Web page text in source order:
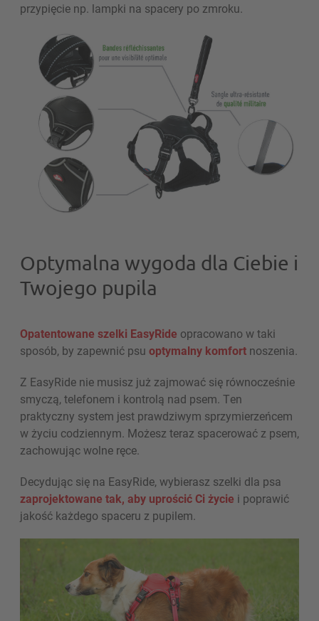
przypięcie np. lampki na spacery po zmroku.
Optymalna wygoda dla Ciebie i
Twojego pupila
Opatentowane szelki EasyRide opracowano w taki
sposób, by zapewnić psu optymalny komfort noszenia.
Z EasyRide nie musisz już zajmować się równocześnie
smyczą, telefonem i kontrolą nad psem. Ten
praktyczny system jest prawdziwym sprzymierzeńcem
w życiu codziennym. Możesz teraz spacerować z psem,
zachowując wolne ręce.
Decydując się na EasyRide, wybierasz szelki dla psa
zaprojektowane tak, aby uprościć Ci życie i poprawić
jakość każdego spaceru z pupilem.